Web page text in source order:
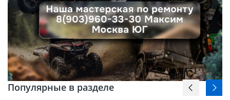
Популярные в разделе